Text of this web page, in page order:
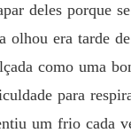
deles porque
era tarde
como uma
para
um frio cada